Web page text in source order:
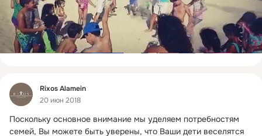
Фид
Rixos Alamein
20 июн 2018
Поскольку основное внимание мы уделяем потребностям
семей, Вы можете быть уверены, что Ваши дети веселятся